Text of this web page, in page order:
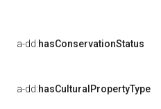
a-dd:hasConservationStatus
a-dd:hasCulturalPropertyType